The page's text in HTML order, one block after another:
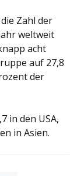
Zahl der
weltweit
acht
auf 27,8
der
in den USA,
in Asien.